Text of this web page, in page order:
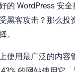
的 WordPress 安
黑客攻击？那么投
。
使用最广泛的内容